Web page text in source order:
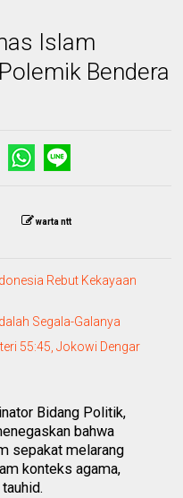
Islam
Bendera
warta ntt
Rebut Kekayaan
Segala-Galanya
55:45, Jokowi Dengar
Bidang Politik,
bahwa
sepakat melarang
konteks agama,